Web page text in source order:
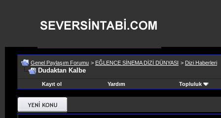
Genel Paylaşım Forumu > EĞLENCE SİNEMA DİZİ DÜNYASI > Dizi Haberleri
Dudaktan Kalbe
Kayıt ol Yardım Topluluk